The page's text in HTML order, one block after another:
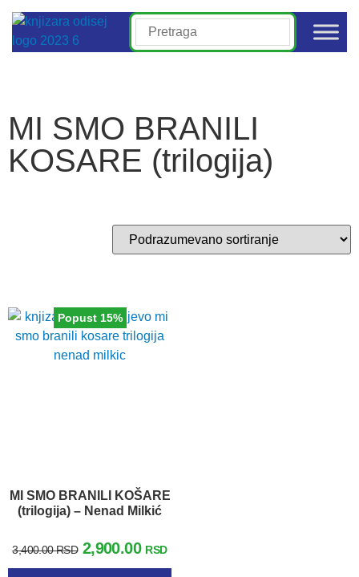
MI SMO BRANILI
KOSARE (trilogija)
Popust 15%
MI SMO BRANILI KOŠARE
(trilogija) – Nenad Milkić
3,400.00RSD 2,900.00 RSD